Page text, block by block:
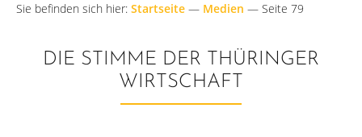
Sie befinden sich hier: Startseite — Medien — Seite 79
DIE STIMME DER THÜRINGER
WIRTSCHAFT